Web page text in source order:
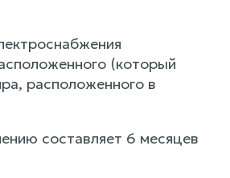
(который
расположенного в
составляет 6 месяцев